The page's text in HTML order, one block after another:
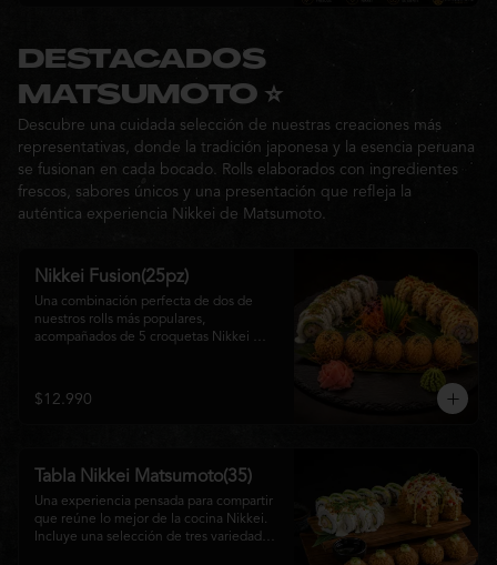
a Matsumoto Nikkei.
Ideal para: una cita, una salida con
amigos o una noche especial llena de
sabor y buena compañía.
DESTACADOS
MATSUMOTO ⭐
Descubre una cuidada selección de nuestras creaciones más
representativas, donde la tradición japonesa y la esencia peruana
se fusionan en cada bocado. Rolls elaborados con ingredientes
frescos, sabores únicos y una presentación que refleja la
auténtica experiencia Nikkei de Matsumoto.
Nikkei Fusion(25pz)
Una combinación perfecta de dos de
nuestros rolls más populares,
acompañados de 5 croquetas Nikkei
cremosa salsa de la casa. Una tabla que
reúne diferentes texturas y sabores, ideal
$12.990
Tabla Nikkei Matsumoto(35)
Una experiencia pensada para compartir
que reúne lo mejor de la cocina Nikkei.
Incluye una selección de tres variedades